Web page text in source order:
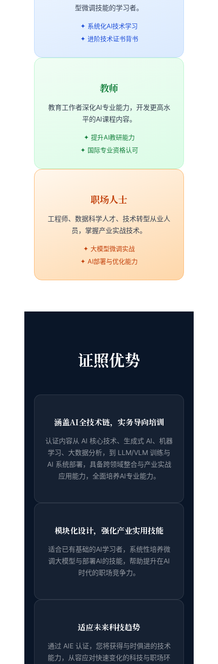
型微调技能的学习者。
✦ 系统化AI技术学习
✦ 进阶技术证书背书
教师
教育工作者深化AI专业能力，开发更高水
平的AI课程内容。
✦ 提升AI教研能力
✦ 国际专业资格认可
职场人士
工程师、数据科学人才、技术转型从业人
员，掌握产业实战技术。
✦ 大模型微调实战
✦ AI部署与优化能力
证照优势
涵盖AI全技术链，实务导向培训
认证内容从 AI 核心技术、生成式 AI、机器
学习、大数据分析，到 LLM/VLM 训练与
AI 系统部署，具备跨领域整合与产业实战
应用能力，全面培养AI专业能力。
模块化设计，强化产业实用技能
适合已有基础的AI学习者，系统性培养微
调大模型与部署AI的技能，帮助提升在AI
时代的职场竞争力。
适应未来科技趋势
通过 AIE 认证，您将获得与时俱进的技术
能力，从容应对快速变化的科技与职场环